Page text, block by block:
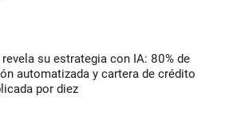
su estrategia con IA: 80% de
automatizada y cartera de crédito
por diez